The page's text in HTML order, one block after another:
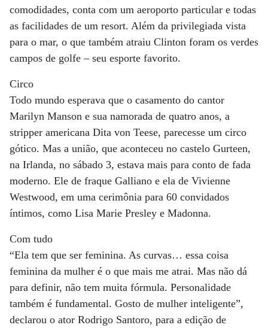
comodidades, conta com um aeroporto particular e todas
as facilidades de um resort. Além da privilegiada vista
para o mar, o que também atraiu Clinton foram os verdes
campos de golfe – seu esporte favorito.
Circo
Todo mundo esperava que o casamento do cantor
Marilyn Manson e sua namorada de quatro anos, a
stripper americana Dita von Teese, parecesse um circo
gótico. Mas a união, que aconteceu no castelo Gurteen,
na Irlanda, no sábado 3, estava mais para conto de fada
moderno. Ele de fraque Galliano e ela de Vivienne
Westwood, em uma cerimônia para 60 convidados
íntimos, como Lisa Marie Presley e Madonna.
Com tudo
“Ela tem que ser feminina. As curvas… essa coisa
feminina da mulher é o que mais me atrai. Mas não dá
para definir, não tem muita fórmula. Personalidade
também é fundamental. Gosto de mulher inteligente”,
declarou o ator Rodrigo Santoro, para a edição de